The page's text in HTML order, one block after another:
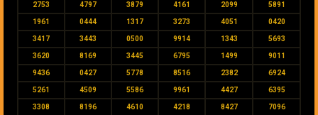
2753 4797 3879 4161 2099 5891
1961 0444 1317 3273 4051 0420
3417 3443 0500 9914 1343 5693
3620 8169 3445 6795 1499 9011
9436 0427 5778 8516 2382 6924
5261 4509 5586 9961 4427 6395
3308 8196 4610 4218 8427 7096